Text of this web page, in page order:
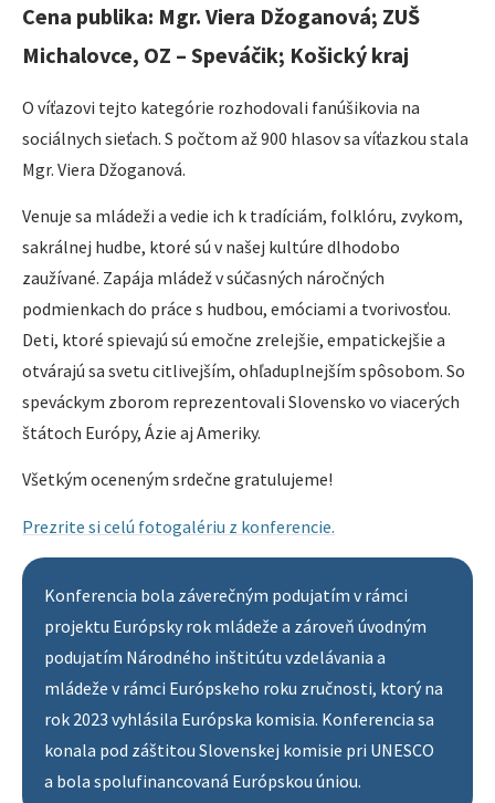
Cena publika: Mgr. Viera Džoganová; ZUŠ
Michalovce, OZ – Speváčik; Košický kraj
O víťazovi tejto kategórie rozhodovali fanúšikovia na
sociálnych sieťach. S počtom až 900 hlasov sa víťazkou stala
Mgr. Viera Džoganová.
Venuje sa mládeži a vedie ich k tradíciám, folklóru, zvykom,
sakrálnej hudbe, ktoré sú v našej kultúre dlhodobo
zaužívané. Zapája mládež v súčasných náročných
podmienkach do práce s hudbou, emóciami a tvorivosťou.
Deti, ktoré spievajú sú emočne zrelejšie, empatickejšie a
otvárajú sa svetu citlivejším, ohľaduplnejším spôsobom. So
speváckym zborom reprezentovali Slovensko vo viacerých
štátoch Európy, Ázie aj Ameriky.
Všetkým oceneným srdečne gratulujeme!
Prezrite si celú fotogalériu z konferencie.
Konferencia bola záverečným podujatím v rámci
projektu Európsky rok mládeže a zároveň úvodným
podujatím Národného inštitútu vzdelávania a
mládeže v rámci Európskeho roku zručnosti, ktorý na
rok 2023 vyhlásila Európska komisia. Konferencia sa
konala pod záštitou Slovenskej komisie pri UNESCO
a bola spolufinancovaná Európskou úniou.